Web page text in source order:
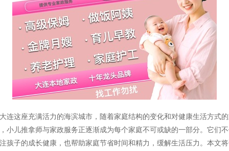
连这座充满活力的海滨城市，随着家庭结构的变化和对健康生活方式
小儿推拿师与家政服务正逐渐成为每个家庭不可或缺的一部分。它们
孩子的成长健康，也帮助家庭节省时间和精力，缓解生活压力。本文